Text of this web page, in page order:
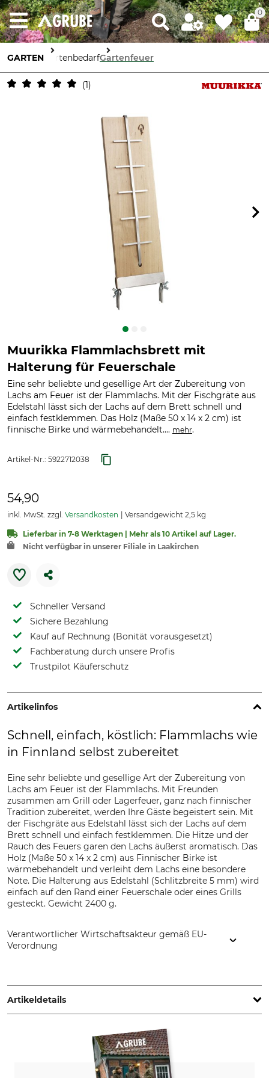
0
GARTEN GartenbedarfGartenfeuer
1
Muurikka Flammlachsbrett mit
Halterung für Feuerschale
Eine sehr beliebte und gesellige Art der Zubereitung von
Lachs am Feuer ist der Flammlachs. Mit der Fischgräte aus
Edelstahl lässt sich der Lachs auf dem Brett schnell und
einfach festklemmen. Das Holz (Maße 50 x 14 x 2 cm) ist
finnische Birke und wärmebehandelt.... mehr.
Artikel-Nr.: 5922712038
54,90
inkl. MwSt. zzgl. Versandkosten Versandgewicht 2,5 kg
Lieferbar in 7-8 Werktagen | Mehr als 10 Artikel auf Lager.
Nicht verfügbar in unserer Filiale in Laakirchen
Schneller Versand
Sichere Bezahlung
Kauf auf Rechnung (Bonität vorausgesetzt)
Fachberatung durch unsere Profis
Trustpilot Käuferschutz
Artikelinfos
Schnell, einfach, köstlich: Flammlachs wie
in Finnland selbst zubereitet
Eine sehr beliebte und gesellige Art der Zubereitung von
Lachs am Feuer ist der Flammlachs. Mit Freunden
zusammen am Grill oder Lagerfeuer, ganz nach finnischer
Tradition zubereitet, werden Ihre Gäste begeistert sein. Mit
der Fischgräte aus Edelstahl lässt sich der Lachs auf dem
Brett schnell und einfach festklemmen. Die Hitze und der
Rauch des Feuers garen den Lachs äußerst aromatisch. Das
Holz (Maße 50 x 14 x 2 cm) aus Finnischer Birke ist
wärmebehandelt und verleiht dem Lachs eine besondere
Note. Die Halterung aus Edelstahl (Schlitzbreite 5 mm) wird
einfach auf den Rand einer Feuerschale oder eines Grills
gesteckt. Gewicht 2400 g.
Verantwortlicher Wirtschaftsakteur gemäß EU-
Verordnung
Finland, www.opamuurikka.fi
Artikeldetails
Produkttyp
Flammlachsbrett
Modellbezeichnung
Herstellung